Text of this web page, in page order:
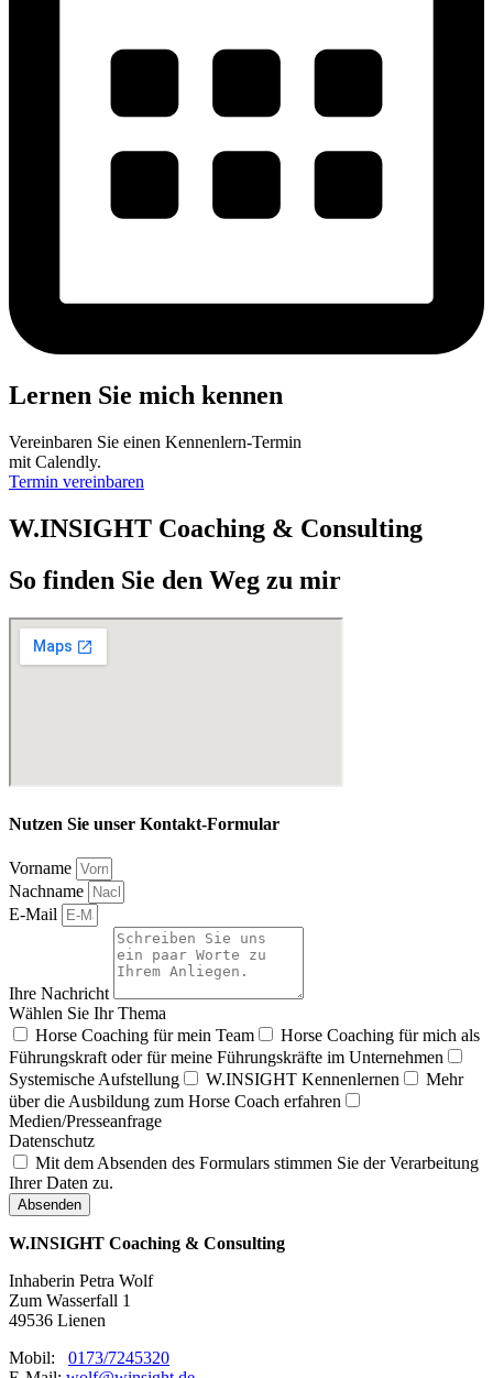
Lernen Sie mich kennen
Vereinbaren Sie einen Kennenlern-Termin
mit Calendly.
Termin vereinbaren
W.INSIGHT Coaching & Consulting
So finden Sie den Weg zu mir
Nutzen Sie unser Kontakt-Formular
Vorname
Nachname
E-Mail
Ihre Nachricht
Wählen Sie Ihr Thema
Horse Coaching für mein Team
Horse Coaching für mich als
Führungskraft oder für meine Führungskräfte im Unternehmen
Systemische Aufstellung
W.INSIGHT Kennenlernen
Mehr
über die Ausbildung zum Horse Coach erfahren
Medien/Presseanfrage
Datenschutz
Mit dem Absenden des Formulars stimmen Sie der Verarbeitung
Ihrer Daten zu.
Absenden
W.INSIGHT Coaching & Consulting
Inhaberin Petra Wolf
Zum Wasserfall 1
49536 Lienen
Mobil: 0173/7245320